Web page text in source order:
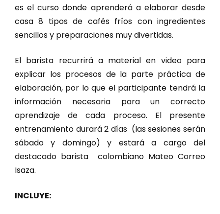
es el curso donde aprenderá a elaborar desde
casa 8 tipos de cafés fríos con ingredientes
sencillos y preparaciones muy divertidas.
El barista recurrirá a material en video para
explicar los procesos de la parte práctica de
elaboración, por lo que el participante tendrá la
información necesaria para un correcto
aprendizaje de cada proceso. El presente
entrenamiento durará 2 días (las sesiones serán
sábado y domingo) y estará a cargo del
destacado barista colombiano Mateo Correo
Isaza.
INCLUYE: